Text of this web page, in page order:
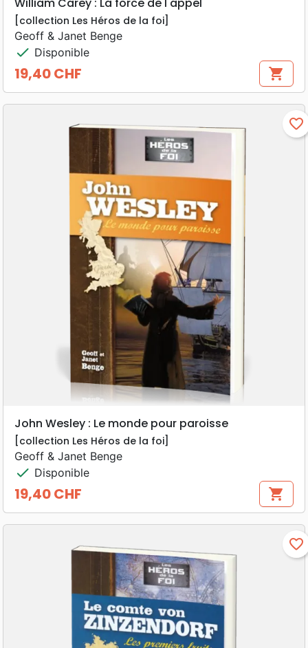
William Carey : La force de l'appel
[collection Les Héros de la foi]
Geoff & Janet Benge
check Disponible
Prix
19,40 CHF shopping_cart
favorite_border
John Wesley : Le monde pour paroisse
[collection Les Héros de la foi]
Geoff & Janet Benge
check Disponible
Prix
19,40 CHF shopping_cart
favorite_border